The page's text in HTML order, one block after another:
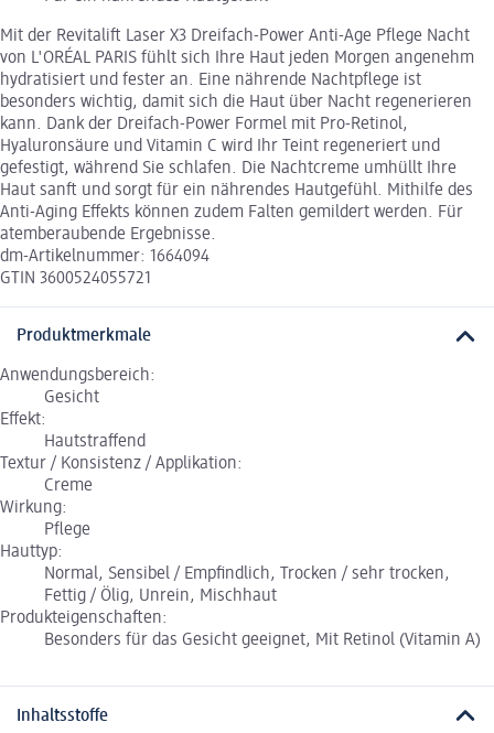
Mit der Revitalift Laser X3 Dreifach-Power Anti-Age Pflege Nacht
von L'ORÉAL PARIS fühlt sich Ihre Haut jeden Morgen angenehm
hydratisiert und fester an. Eine nährende Nachtpflege ist
besonders wichtig, damit sich die Haut über Nacht regenerieren
kann. Dank der Dreifach-Power Formel mit Pro-Retinol,
Hyaluronsäure und Vitamin C wird Ihr Teint regeneriert und
gefestigt, während Sie schlafen. Die Nachtcreme umhüllt Ihre
Haut sanft und sorgt für ein nährendes Hautgefühl. Mithilfe des
Anti-Aging Effekts können zudem Falten gemildert werden. Für
atemberaubende Ergebnisse.
dm-Artikelnummer: 1664094
GTIN 3600524055721
Produktmerkmale
Anwendungsbereich:
Gesicht
Effekt:
Hautstraffend
Textur / Konsistenz / Applikation:
Creme
Wirkung:
Pflege
Hauttyp:
Normal, Sensibel / Empfindlich, Trocken / sehr trocken,
Fettig / Ölig, Unrein, Mischhaut
Produkteigenschaften:
Besonders für das Gesicht geeignet, Mit Retinol (Vitamin A)
Inhaltsstoffe